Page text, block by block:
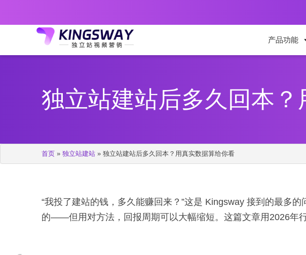
产品功能
独立站建站后多久回本
首页 » 独立站建站 » 独立站建站后多久回本？用真实数据算给你看
“我投了建站的钱，多久能赚回来？”这是 Kingsway 接到的最多
的——但用对方法，回报周期可以大幅缩短。这篇文章用2026年